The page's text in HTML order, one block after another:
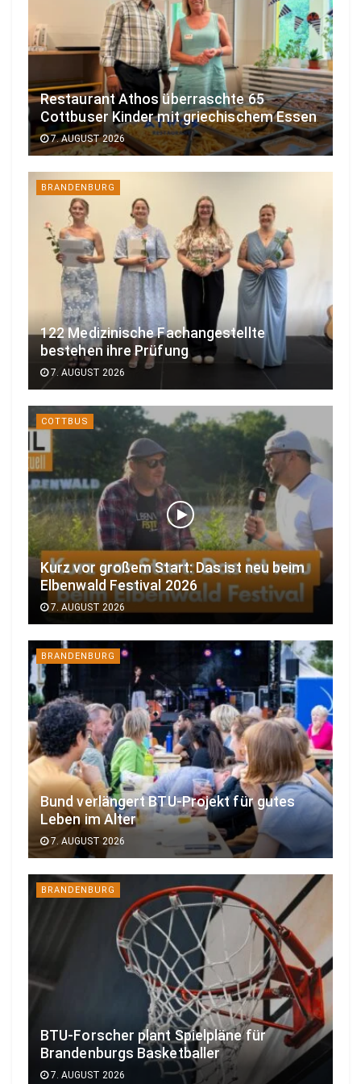
Restaurant Athos überraschte 65
Cottbuser Kinder mit griechischem Essen
7. AUGUST 2026
BRANDENBURG
122 Medizinische Fachangestellte
bestehen ihre Prüfung
7. AUGUST 2026
COTTBUS
Kurz vor großem Start: Das ist neu beim
Elbenwald Festival 2026
7. AUGUST 2026
BRANDENBURG
Bund verlängert BTU-Projekt für gutes
Leben im Alter
7. AUGUST 2026
BRANDENBURG
BTU-Forscher plant Spielpläne für
Brandenburgs Basketballer
7. AUGUST 2026